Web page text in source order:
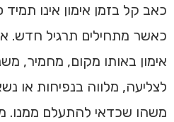
כאב קל בזמן אימון אינו
כאשר מתחילים תרגיל חדש.
אימון באותו מקום, מחמיר,
לצליעה, מלווה בנפיחות או
משהו שכדאי להתעלם ממנו.